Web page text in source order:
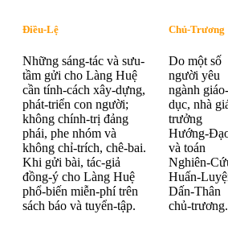
Điều-Lệ
Những sáng-tác và sưu-
tầm gửi cho Làng Huệ
cần tính-cách xây-dựng,
phát-triển con người;
không chính-trị đảng
phái, phe nhóm và
không chỉ-trích, chê-bai.
Khi gửi bài, tác-giả
đồng-ý cho Làng Huệ
phổ-biến miễn-phí trên
sách báo và tuyển-tập.
Chủ-Trương
Do một số
người yêu
ngành giáo-
dục, nhà
trưởng
Hướng-
và toán
Nghiên-
Huấn-
Dấn-Thân
chủ-trương.